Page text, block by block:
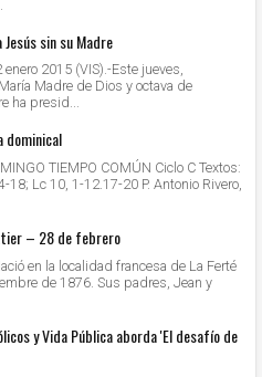
sin su Madre
2015 (VIS).-Este jueves,
Madre de Dios y octava de
ha presid...
dominical
TIEMPO COMÚN Ciclo C Textos:
18; Lc 10, 1-12.17-20 P. Antonio Rivero,
– 28 de febrero
en la localidad francesa de La Ferté
de 1876. Sus padres, Jean y
y Vida Pública aborda 'El desafío de